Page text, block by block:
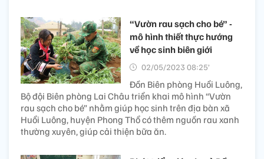
“Vườn rau sạch cho bé” -
mô hình thiết thực hướng
về học sinh biên giới
02/05/2023 08:25’
Đồn Biên phòng Huổi Luông,
Bộ đội Biên phòng Lai Châu triển khai mô hình “Vườn
rau sạch cho bé” nhằm giúp học sinh trên địa bàn xã
Huổi Luông, huyện Phong Thổ có thêm nguồn rau xanh
thường xuyên, giúp cải thiện bữa ăn.